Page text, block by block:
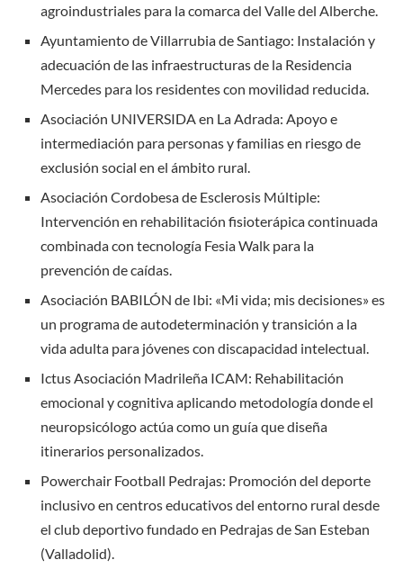
agroindustriales para la comarca del Valle del Alberche.
Ayuntamiento de Villarrubia de Santiago: Instalación y
adecuación de las infraestructuras de la Residencia
Mercedes para los residentes con movilidad reducida.
Asociación UNIVERSIDA en La Adrada: Apoyo e
intermediación para personas y familias en riesgo de
exclusión social en el ámbito rural.
Asociación Cordobesa de Esclerosis Múltiple:
Intervención en rehabilitación fisioterápica continuada
combinada con tecnología Fesia Walk para la
prevención de caídas.
Asociación BABILÓN de Ibi: «Mi vida; mis decisiones» es
un programa de autodeterminación y transición a la
vida adulta para jóvenes con discapacidad intelectual.
Ictus Asociación Madrileña ICAM: Rehabilitación
emocional y cognitiva aplicando metodología donde el
neuropsicólogo actúa como un guía que diseña
itinerarios personalizados.
Powerchair Football Pedrajas: Promoción del deporte
inclusivo en centros educativos del entorno rural desde
el club deportivo fundado en Pedrajas de San Esteban
(Valladolid).